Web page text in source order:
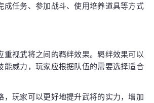
成任务、参加战斗、使用培养道具等方式
重视武将之间的羁绊效果。羁绊效果可以
能威力，玩家应根据队伍的需要选择适合
，玩家可以更好地提升武将的实力，增加